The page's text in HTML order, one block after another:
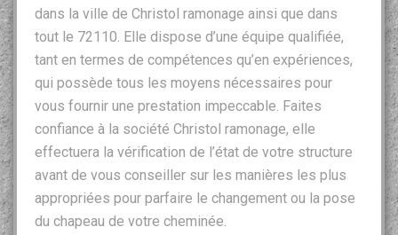
dans la ville de Christol ramonage ainsi que dans
tout le 72110. Elle dispose d’une équipe qualifiée,
tant en termes de compétences qu’en expériences,
qui possède tous les moyens nécessaires pour
vous fournir une prestation impeccable. Faites
confiance à la société Christol ramonage, elle
effectuera la vérification de l’état de votre structure
avant de vous conseiller sur les manières les plus
appropriées pour parfaire le changement ou la pose
du chapeau de votre cheminée.